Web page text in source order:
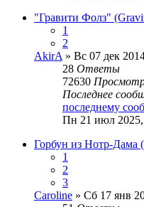
"Гравити Фолз"
1
2
AkirA » Вс 07 дек
28 Ответы
72630
Последнее
последнему
Пн 21 июл 2025,
Горбун из Нотр-Дама
1
2
3
Caroline » Сб 17 янв